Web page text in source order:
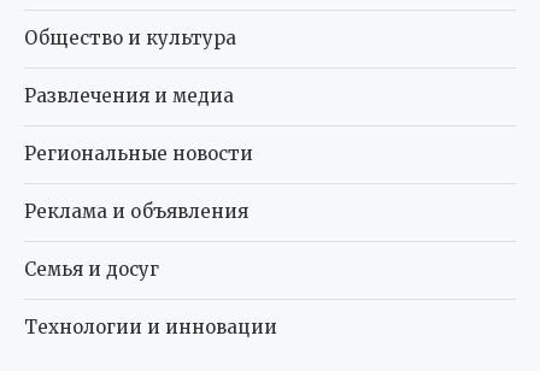
Общество и культура
Развлечения и медиа
Региональные новости
Реклама и объявления
Семья и досуг
Технологии и инновации